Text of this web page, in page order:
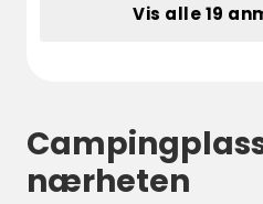
Vis alle 19
nærheten